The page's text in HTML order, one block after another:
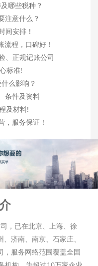
哪些税种？
注意什么？
间安排！
流程，口碑好！
、正规记账公司
标准!
么影响？
条件及资料
及材料!
，服务保证！
，已在北京、上海、徐
济南、南京、石家庄、
，服务网络范围覆盖全国